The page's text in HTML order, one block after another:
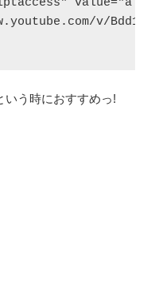
v/
いう時におすすめっ!